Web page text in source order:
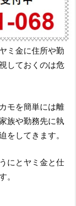
ミ金に住所や勤
しておくのは危
モを簡単には離
族や勤務先に執
をしてきます。
にとヤミ金と仕
。